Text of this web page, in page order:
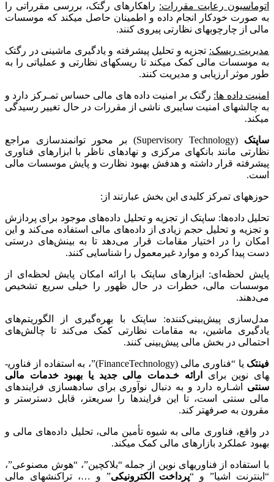
اتوماسیون رعایت مقررات: راهکارهای رگ­تک، بررسی مقرراتی را
به صورت خودکار انجام داده و اطمینان حاصل می­کند که موسسات
مالی از چارچوب­های نظارتی پیروی کنند.
مدیریت ریسک: تجزیه و تحلیل پیشرفته و یادگیری ماشینی در رگ­تک
به موسسات مالی کمک می­کند تا ریسک­های نظارتی و عملیاتی را به
طور موثر ارزیابی و مدیریت کنند.
امنیت داده ­ها: رگ­تک بر امنیت داده­ های مالی حساس تمـرکز دارد و
به چالش­های امنیت سایبری ناشی از مقررات در حال تغییر رسیدگی
می­کند.
ساپ­تک
(Supervisory Technology) بر محور توانمندسازی مراجع
نظارتی مانند بانک­های مرکزی و نهادهای ناظر با ابزارهای فناوری
پیشرفته قرار داشته و هدفش بهبود نظارت و پایش موسسات مالی
است.
حوزه­های تمرکز کلیدی این بخش عبارتند از:
تحلیل داده‌ها: ساپ­تک از تجزیه و تحلیل داده‌های موجود برای پردازش
و تجزیه و تحلیل حجم زیادی از داده‌های مالی استفاده می‌کند و این
امکان را در اختیار مقامات قرار می‌دهد تا به بینش‌های درستی
دست پیدا کرده و موارد غیرمعمول را شناسایی کنند.
پایش لحظه‌ای: ابزارهای ساپ­تک با ارائه امکان پایش لحظه‌ای از
موسسات مالی، خطرات در حال ظهور را خیلی سریع تشخیص
می‌دهند.
مدل‌سازی پیش‌بینی‌کننده: ساپ­تک با بهره‌گیری از الگوریتم‌های
یادگیری ماشین، به مقامات نظارتی کمک می‌کند تا چالش‌های
احتمالی در بخش مالی پیش‌بینی کنند.
فین­تک
یا “فناوری مالی (FinanceTechnology)”، به استفاده از فناوری­
های نوین برای
ارائه خـدمات مالی جدید یا بهبود خدمات مالی
سنتی اشـاره دارد و به دنبال نوآوری برای ساده­سازی فرایندهای
مالی سنتی است، تا این فرایندها را سریع­تر، قابل دسترس­تر و
مقرون به صرفه­تر کند.
در واقع، فناوری مالی به شیوه تأمین مالی، تحلیل داده­‌های مالی و
بهبود عملکرد بازارهای مالی کمک می­کند.
با استفاده از فناوری­های نوین از جمله “بلاک­چین”، “هوش مصنوعی”،
“اینترنت اشیا” و “پرداخت الکترونیکی” و …، تراکنش­های مالی